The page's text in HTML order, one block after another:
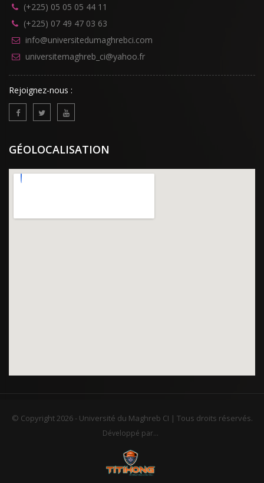
(+225) 05 05 05 44 11
(+225) 07 49 47 03 63
info@universitedumaghrebci.com
universitemaghreb_ci@yahoo.fr
Rejoignez-nous :
GÉOLOCALISATION
© Copyright2026 - Université du Maghreb CI | Tous droits réservés.
Développé par...